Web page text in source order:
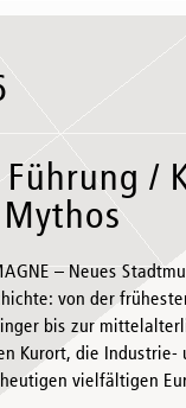
/
– Neues
von der
bis zur
Kurort, die
vielfältigen